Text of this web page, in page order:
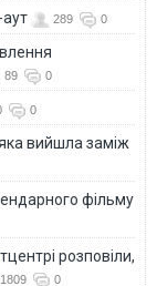
289 0
89 0
0
яка вийшла заміж
фільму
розповіли,
1809 0